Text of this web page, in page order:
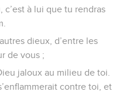
c’est à lui que tu rendras
dieux, d’entre les
de vous ;
jaloux au milieu de toi.
contre toi, et